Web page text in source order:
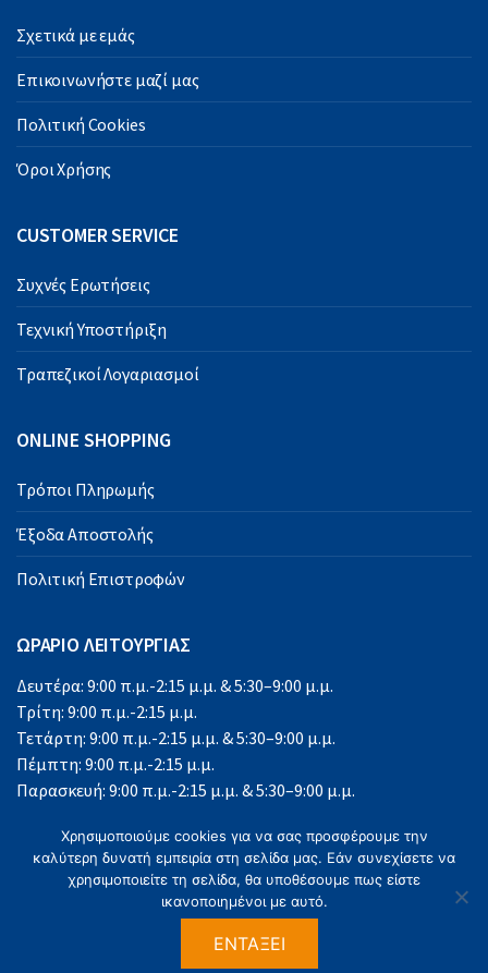
Σχετικά με εμάς
Επικοινωνήστε μαζί μας
Πολιτική Cookies
Όροι Χρήσης
CUSTOMER SERVICE
Συχνές Ερωτήσεις
Τεχνική Υποστήριξη
Τραπεζικοί Λογαριασμοί
ONLINE SHOPPING
Τρόποι Πληρωμής
Έξοδα Αποστολής
Πολιτική Επιστροφών
ΩΡΑΡΙΟ ΛΕΙΤΟΥΡΓΙΑΣ
Δευτέρα: 9:00 π.μ.-2:15 μ.μ. & 5:30–9:00 μ.μ.
Τρίτη: 9:00 π.μ.-2:15 μ.μ.
Τετάρτη: 9:00 π.μ.-2:15 μ.μ. & 5:30–9:00 μ.μ.
Πέμπτη: 9:00 π.μ.-2:15 μ.μ.
Παρασκευή: 9:00 π.μ.-2:15 μ.μ. & 5:30–9:00 μ.μ.
Κυριακή: Κλειστά
©2023 Office Solutions
Χρησιμοποιούμε cookies για να σας προσφέρουμε την
καλύτερη δυνατή εμπειρία στη σελίδα μας. Εάν συνεχίσετε να
χρησιμοποιείτε τη σελίδα, θα υποθέσουμε πως είστε
ικανοποιημένοι με αυτό.
ΕΝΤΆΞΕΙ